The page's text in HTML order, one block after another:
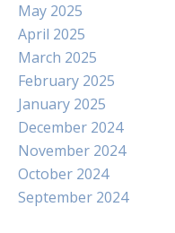
May 2025
April 2025
March 2025
February 2025
January 2025
December 2024
November 2024
October 2024
September 2024